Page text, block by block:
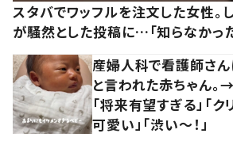
スタバでワッフルを注文した女性。
が騒然とした投稿に…「知らなかった
産婦人科で看護師さん
と言われた赤ちゃん
「将来有望すぎる」「
可愛い」「渋い～！」